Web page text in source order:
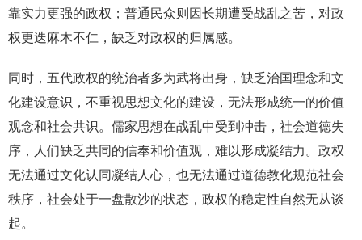
靠实力更强的政权；普通民众则因长期遭受战乱之苦，对政
权更迭麻木不仁，缺乏对政权的归属感。
同时，五代政权的统治者多为武将出身，缺乏治国理念和文
化建设意识，不重视思想文化的建设，无法形成统一的价值
观念和社会共识。儒家思想在战乱中受到冲击，社会道德失
序，人们缺乏共同的信奉和价值观，难以形成凝结力。政权
无法通过文化认同凝结人心，也无法通过道德教化规范社会
秩序，社会处于一盘散沙的状态，政权的稳定性自然无从谈
起。